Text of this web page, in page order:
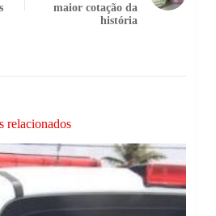
maior cotação da
história
relacionados